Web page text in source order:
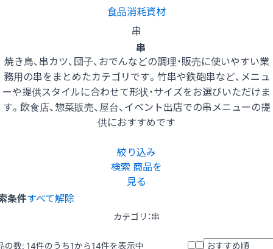
食品消耗資材
串
串
焼き鳥、串カツ、団子、おでんなどの調理・販売に使いやすい業
務用の串をまとめたカテゴリです。竹串や鉄砲串など、メニュ
ーや提供スタイルに合わせて形状・サイズをお選びいただけま
す。飲食店、惣菜販売、屋台、イベント出店での串メニューの提
供におすすめです
絞り込み
検索 商品を
見る
条件すべて解除
カテゴリ：串
の数: 14件のうち1から14件を表示中